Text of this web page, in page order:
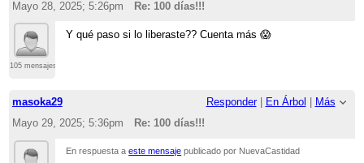
Mayo 28, 2025; 5:26pm
Re: 100 días!!!
105 mensajes
Y qué paso si lo liberaste?? Cuenta más 😱
masoka29 Responder| En Árbol | Más
Mayo 29, 2025; 5:36pm
Re: 100 días!!!
En respuesta aeste mensaje publicado por NuevaCastidad